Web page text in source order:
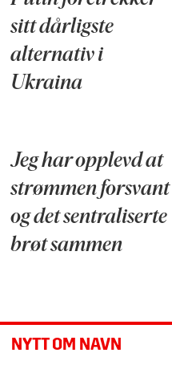
sitt dårligste
alternativ i
Ukraina
Jeg har opplevd at
strømmen forsvant
og det sentraliserte
brøt sammen
NYTT OM NAVN